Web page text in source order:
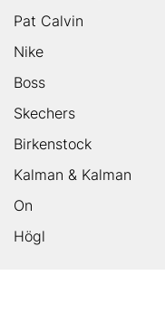
Pat Calvin
Nike
Boss
Skechers
Birkenstock
Kalman & Kalman
On
Högl